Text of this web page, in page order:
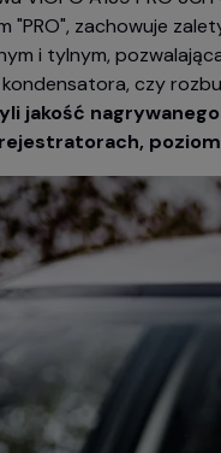
"PRO", zachowuje
i tylnym,
czy
jakość
poziom